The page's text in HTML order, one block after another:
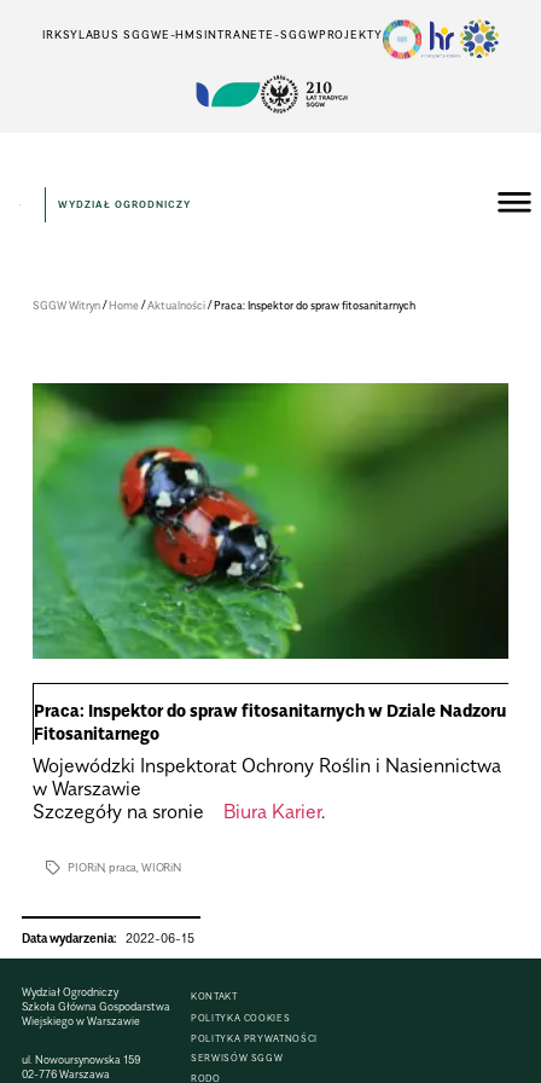
IRKSYLABUS SGGWE-HMSINTRANETE-SGGWPROJEKTY
WYDZIAŁ OGRODNICZY
SGGW Witryn/Home/Aktualności/Praca: Inspektor do spraw fitosanitarnych
Praca: Inspektor do spraw fitosanitarnych w Dziale Nadzoru
Fitosanitarnego
Wojewódzki Inspektorat Ochrony Roślin i Nasiennictwa
w Warszawie
Szczegóły na sronie
Biura Karier.
PIORiN,praca WIORiN
Data wydarzenia: 2022-06-15
Wydział Ogrodniczy
Szkoła Główna Gospodarstwa
Wiejskiego w Warszawie
ul. Nowoursynowska 159
02-776 Warszawa
KONTAKT
POLITYKA COOKIES
POLITYKA PRYWATNOŚCI
SERWISÓW SGGW
RODO